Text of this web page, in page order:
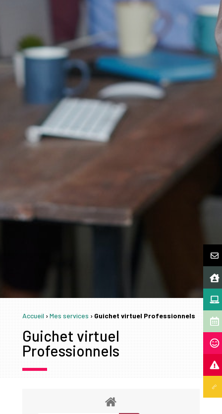
Accueil›Mes services›Guichet virtuel Professionnels
Guichet virtuel
Professionnels